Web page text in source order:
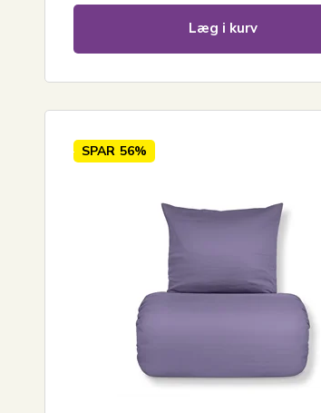
Læg i kurv
SPAR 56%